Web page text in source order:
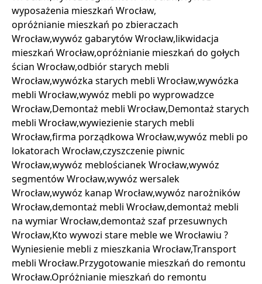
wyposażenia mieszkań Wrocław,
opróżnianie mieszkań po zbieraczach
Wrocław,wywóz gabarytów Wrocław,likwidacja
mieszkań Wrocław,opróżnianie mieszkań do gołych
ścian Wrocław,odbiór starych mebli
Wrocław,wywózka starych mebli Wrocław,wywózka
mebli Wrocław,wywóz mebli po wyprowadzce
Wrocław,Demontaż mebli Wrocław,Demontaż starych
mebli Wrocław,wywiezienie starych mebli
Wrocław,firma porządkowa Wrocław,wywóz mebli po
lokatorach Wrocław,czyszczenie piwnic
Wrocław,wywóz meblościanek Wrocław,wywóz
segmentów Wrocław,wywóz wersalek
Wrocław,wywóz kanap Wrocław,wywóz narożników
Wrocław,demontaż mebli Wrocław,demontaż mebli
na wymiar Wrocław,demontaż szaf przesuwnych
Wrocław,Kto wywozi stare meble we Wrocławiu ?
Wyniesienie mebli z mieszkania Wrocław,Transport
mebli Wrocław.Przygotowanie mieszkań do remontu
Wrocław.Opróżnianie mieszkań do remontu